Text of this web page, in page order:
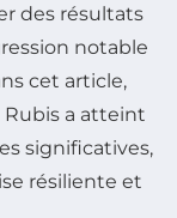
des résultats
notable
cet article,
a atteint
significatives,
résiliente et